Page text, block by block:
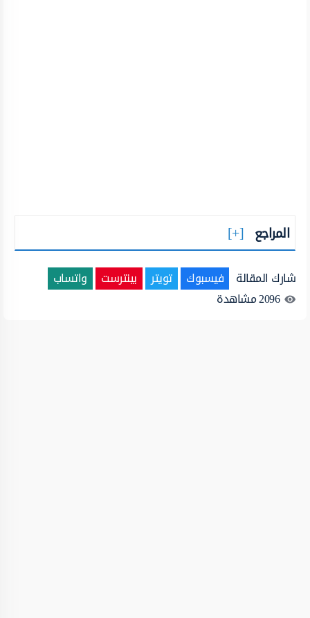
المراجع
شارك المقالة فيسبوك تويتر بينترست
واتساب
2096مشاهدة